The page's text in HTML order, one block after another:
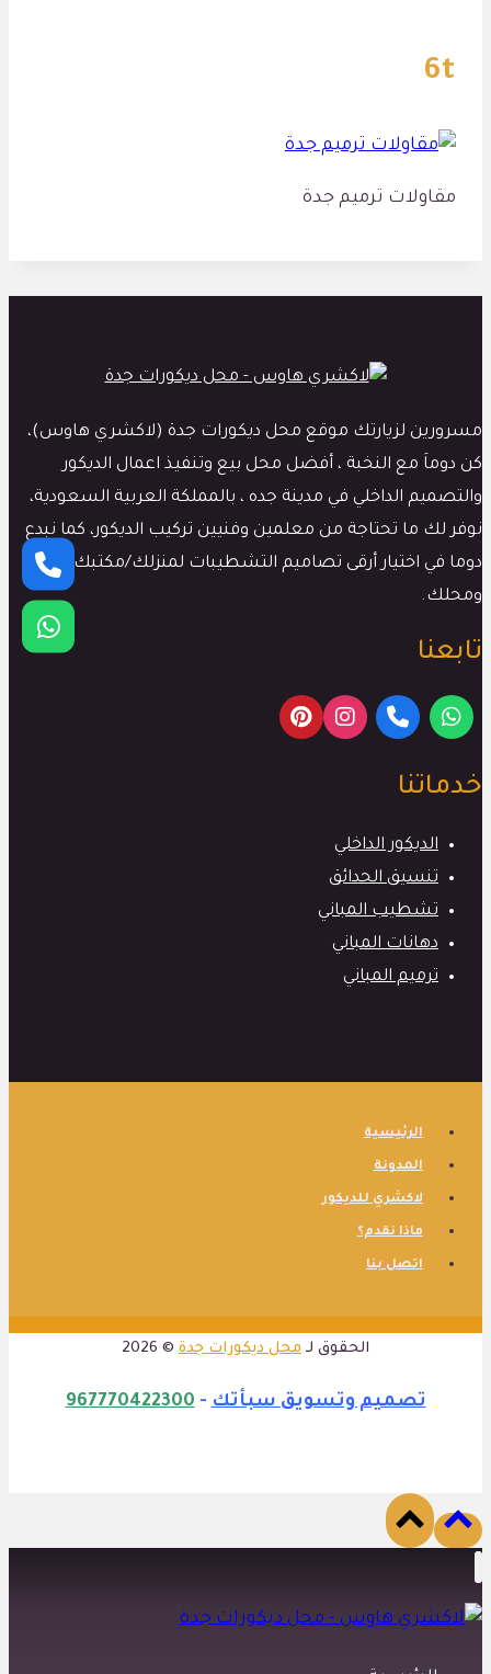
6t
مقاولات ترميم جدة
مسرورين لزيارتك موقع محل ديكورات جدة (لاكشري هاوس)،
كن دوماَ مع النخبة ، أفضل محل بيع وتنفيذ اعمال الديكور
والتصميم الداخلي في مدينة جده ، بالمملكة العربية السعودية،
نوفر لك ما تحتاجة من معلمين وفنيين تركيب الديكور، كما نبدع
دوما في اختيار أرقى تصاميم التشطيبات لمنزلك/مكتبك
ومحلك.
تابعنا
خدماتنا
الديكور الداخلي
تنسيق الحدائق
تشطيب المباني
دهانات المباني
ترميم المباني
الرئيسية
المدونة
لاكشري للديكور
ماذا نقدم؟
اتصل بنا
الحقوق لـ محل ديكورات جدة © 2026
تصميم وتسويق سبأتك -
967770422300